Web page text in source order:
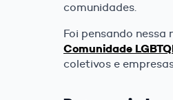
comunidades.
Foi pensando nessa
Comunidade
coletivos e